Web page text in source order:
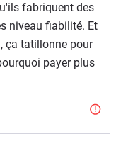
de capitalisation
allez pouvoir
vous bercez de
retraite !
fabriquent des
niveau fiabilité. Et
ça tatillonne pour
payer plus